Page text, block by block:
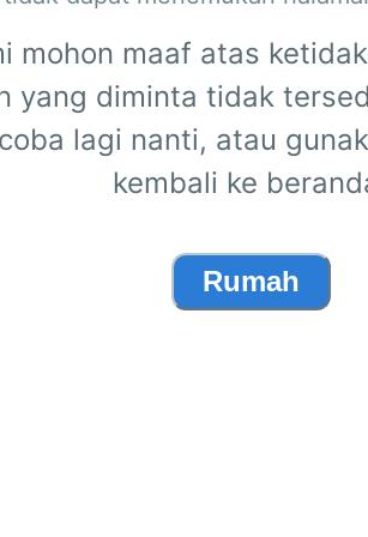
mohon maaf atas
yang diminta tidak
lagi nanti, atau
kembali ke
Rumah